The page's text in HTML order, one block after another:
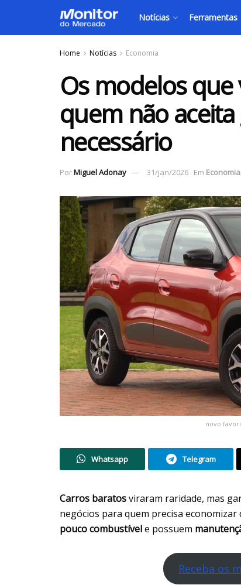
Notícias Ferramentas
Home Notícias Economia
Os modelos
quem não
necessário
PorMiguel Adonay 31/jan/2026 Em Economia
novo
Whatsapp Telegram
Carros baratosviraram raridade, mas
negócios para quem precisa
pouco combustívele possuem
Receba os